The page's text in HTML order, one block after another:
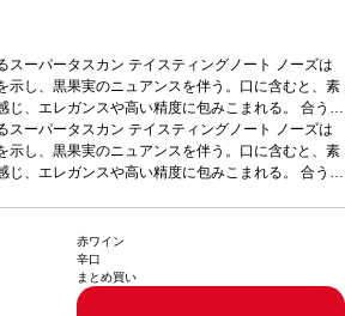
スーパータスカン テイスティングノート ノーズは
示し、黒果実のニュアンスを伴う。口に含むと、素
じ、エレガンスや高い精度に包みこまれる。 合う料
と好相性葡萄品種カベルネ・ソーヴィニヨン 5
メルロー 20%、プティ・ヴェルド 5%*本ヴィンテ
あり価格が同様の場合は自動的に次のヴィンテージ
スーパータスカン テイスティングノート ノーズは
示し、黒果実のニュアンスを伴う。口に含むと、素
じ、エレガンスや高い精度に包みこまれる。 合う料
あり価格が同様の場合は自動的に次のヴィンテージ
い。
赤ワイン
辛口
まとめ買い